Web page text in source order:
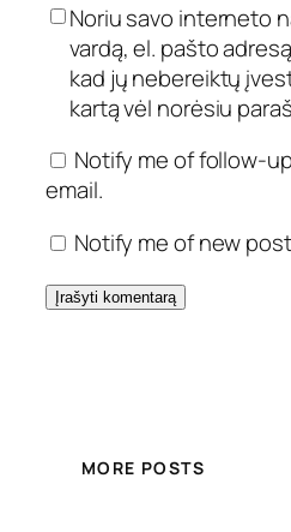
Noriu savo interneto
vardą, el. pašto
kad jų nebereiktų
kartą vėl norėsiu
Notify me of follow-
email.
Notify me of new
MORE POSTS